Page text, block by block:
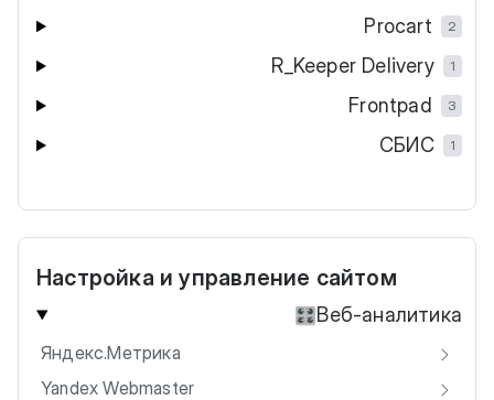
Procart 2
R_Keeper Delivery 1
Frontpad 3
СБИС 1
Настройка и управление сайтом
🎛️ Веб-аналитика
Яндекс.Метрика
Yandex Webmaster